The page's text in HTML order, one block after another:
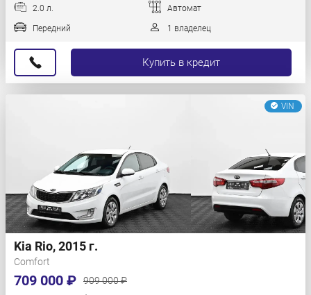
2.0 л. Автомат
Передний 1 владелец
Купить в кредит
VIN
Kia Rio, 2015 г.
Comfort
709 000 ₽
909 000 ₽